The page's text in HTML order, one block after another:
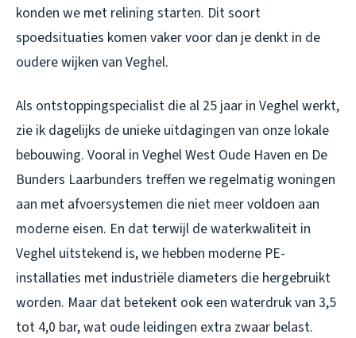
konden we met relining starten. Dit soort
spoedsituaties komen vaker voor dan je denkt in de
oudere wijken van Veghel.
Als ontstoppingspecialist die al 25 jaar in Veghel werkt,
zie ik dagelijks de unieke uitdagingen van onze lokale
bebouwing. Vooral in Veghel West Oude Haven en De
Bunders Laarbunders treffen we regelmatig woningen
aan met afvoersystemen die niet meer voldoen aan
moderne eisen. En dat terwijl de waterkwaliteit in
Veghel uitstekend is, we hebben moderne PE-
installaties met industriële diameters die hergebruikt
worden. Maar dat betekent ook een waterdruk van 3,5
tot 4,0 bar, wat oude leidingen extra zwaar belast.